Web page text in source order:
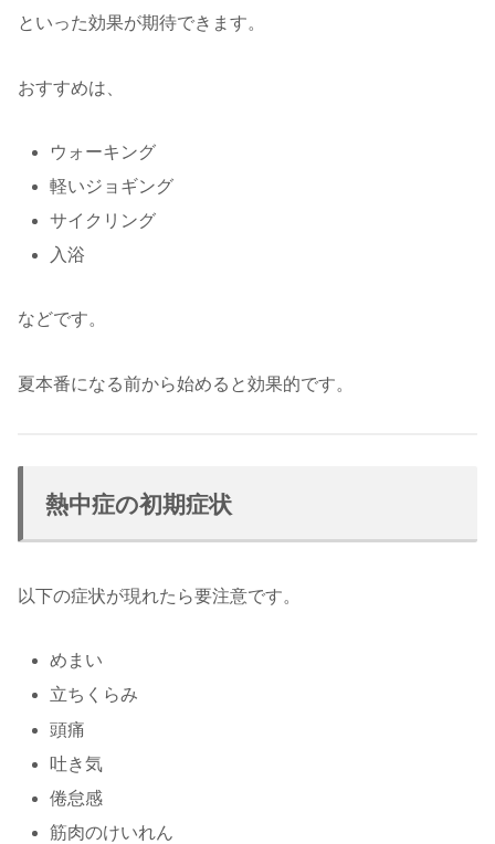
といった効果が期待できます。
おすすめは、
ウォーキング
軽いジョギング
サイクリング
入浴
などです。
夏本番になる前から始めると効果的です。
熱中症の初期症状
以下の症状が現れたら要注意です。
めまい
立ちくらみ
頭痛
吐き気
倦怠感
筋肉のけいれん